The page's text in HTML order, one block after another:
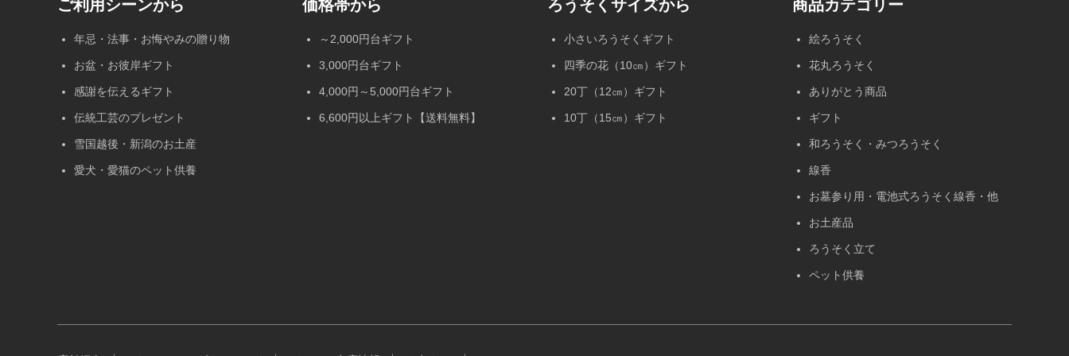
ご利用シーンから
年忌・法事・お悔やみの贈り物
お盆・お彼岸ギフト
感謝を伝えるギフト
伝統工芸のプレゼント
雪国越後・新潟のお土産
愛犬・愛猫のペット供養
価格帯から
～2,000円台ギフト
3,000円台ギフト
4,000円～5,000円台ギフト
6,600円以上ギフト【送料無料】
ろうそくサイズから
小さいろうそくギフト
四季の花（10㎝）ギフト
20丁（12㎝）ギフト
10丁（15㎝）ギフト
商品カテゴリー
絵ろうそく
花丸ろうそく
ありがとう商品
ギフト
和ろうそく・みつろうそく
線香
お墓参り用・電池式ろうそく線香・他
お土産品
ろうそく立て
ペット供養